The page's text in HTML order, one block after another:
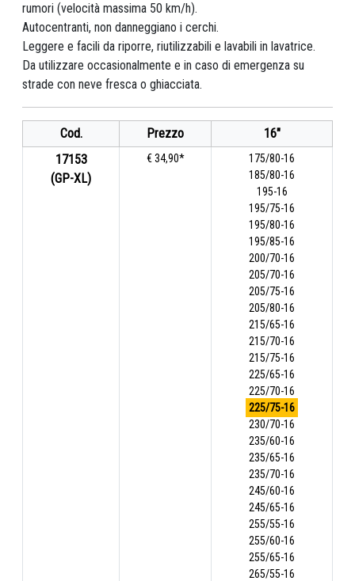
rumori (velocità massima 50 km/h).
Autocentranti, non danneggiano i cerchi.
Leggere e facili da riporre, riutilizzabili e lavabili in lavatrice.
Da utilizzare occasionalmente e in caso di emergenza su
strade con neve fresca o ghiacciata.
Cod. Prezzo
16"
17153
(GP-XL)
€ 34,90*
175/80-16
185/80-16
195-16
195/75-16
195/80-16
195/85-16
200/70-16
205/70-16
205/75-16
205/80-16
215/65-16
215/70-16
215/75-16
225/65-16
225/70-16
225/75-16
230/70-16
235/60-16
235/65-16
235/70-16
245/60-16
245/65-16
255/55-16
255/60-16
255/65-16
265/55-16